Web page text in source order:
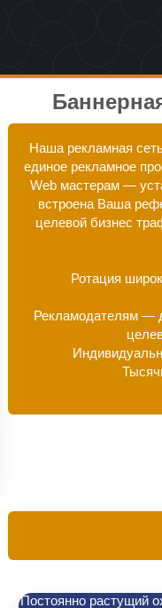
Наша рекламная
единое рекламное
Web мастерам —
встроена Ваша
целевой бизнес
Ротация
Рекламодателям —
Постоянно растущий